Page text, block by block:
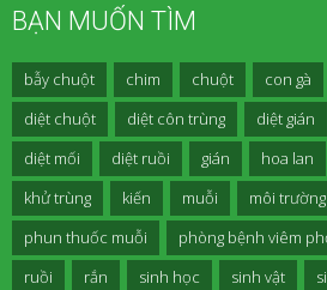
BẠN MUỐN TÌM
bẫy chuột chim chuột con gà
diệt chuột
diệt côn trùng diệt gián
diệt mối
diệt ruồi gián hoa lan
khử trùng
kiến muỗi môi trường
phun thuốc muỗi
phòng bệnh viêm
ruồi
rắn sinh học sinh vật